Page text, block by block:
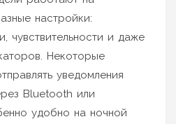
настройки:
чувствительности и даже
Некоторые
уведомления
Bluetooth или
удобно на ночной